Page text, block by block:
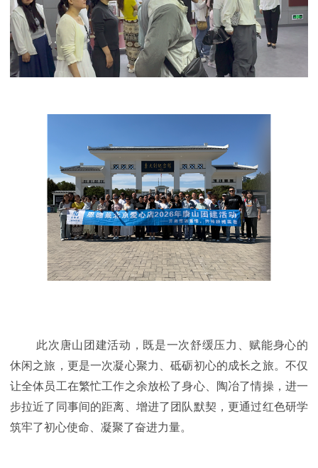
此次唐山团建活动，既是一次舒缓压力、赋能身心的
休闲之旅，更是一次凝心聚力、砥砺初心的成长之旅。不仅
让全体员工在繁忙工作之余放松了身心、陶冶了情操，进一
步拉近了同事间的距离、增进了团队默契，更通过红色研学
筑牢了初心使命、凝聚了奋进力量。